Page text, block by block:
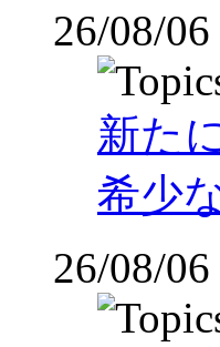
26/08/06
新た
希少
26/08/06